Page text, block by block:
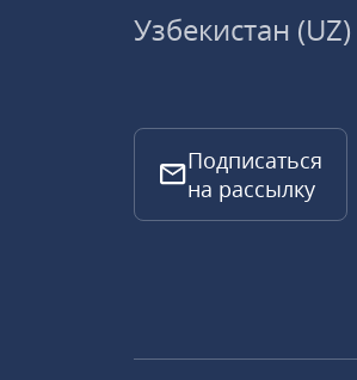
Узбекистан (UZ)
Подписаться
на рассылку